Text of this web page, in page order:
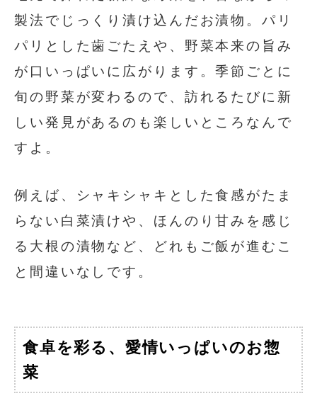
製法でじっくり漬け込んだお漬物。パリ
パリとした歯ごたえや、野菜本来の旨み
が口いっぱいに広がります。季節ごとに
旬の野菜が変わるので、訪れるたびに新
しい発見があるのも楽しいところなんで
すよ。
例えば、シャキシャキとした食感がたま
らない白菜漬けや、ほんのり甘みを感じ
る大根の漬物など、どれもご飯が進むこ
と間違いなしです。
食卓を彩る、愛情いっぱいのお惣
菜